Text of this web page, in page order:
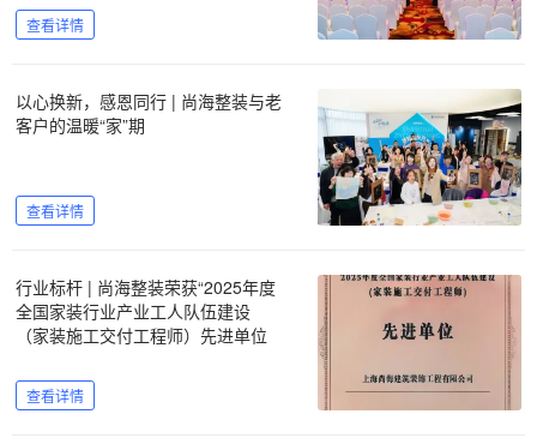
查看详情
以心换新，感恩同行 | 尚海整装与老
客户的温暖“家”期
查看详情
行业标杆 | 尚海整装荣获“2025年度
全国家装行业产业工人队伍建设
（家装施工交付工程师）先进单位
查看详情